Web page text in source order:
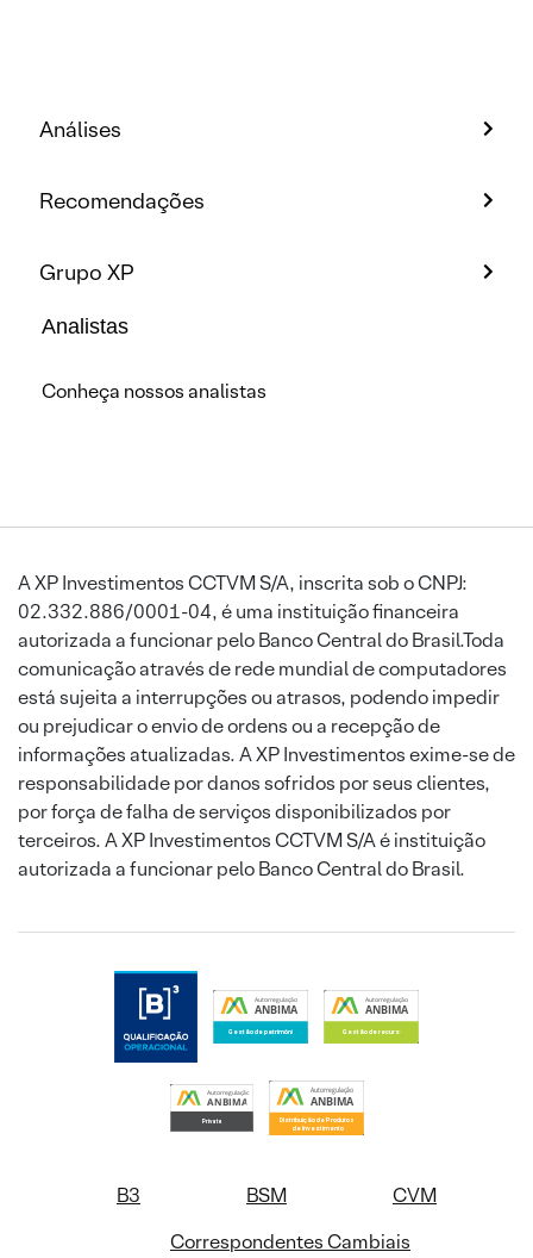
Análises
Recomendações
Grupo XP
Analistas
Conheça nossos analistas
A XP Investimentos CCTVM S/A, inscrita sob o CNPJ:
02.332.886/0001-04, é uma instituição financeira
autorizada a funcionar pelo Banco Central do Brasil.Toda
comunicação através de rede mundial de computadores
está sujeita a interrupções ou atrasos, podendo impedir
ou prejudicar o envio de ordens ou a recepção de
informações atualizadas. A XP Investimentos exime-se de
responsabilidade por danos sofridos por seus clientes,
por força de falha de serviços disponibilizados por
terceiros. A XP Investimentos CCTVM S/A é instituição
autorizada a funcionar pelo Banco Central do Brasil.
B3 BSM
CVM
Correspondentes Cambiais